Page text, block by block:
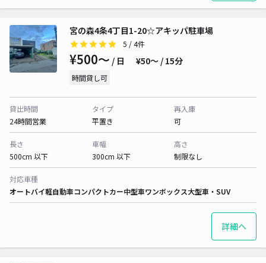
宮の森4条4丁目1-20☆アキッパ駐車場
5 / 4件
¥500〜 / 日 ¥50〜 / 15分
時間貸し可
貸出時間
24時間営業
タイプ
平置き
再入庫
可
長さ
500cm 以下
車幅
300cm 以下
高さ
制限なし
対応車種
オートバイ軽自動車コンパクトカー中型車ワンボックス大型車・SUV
詳細へ